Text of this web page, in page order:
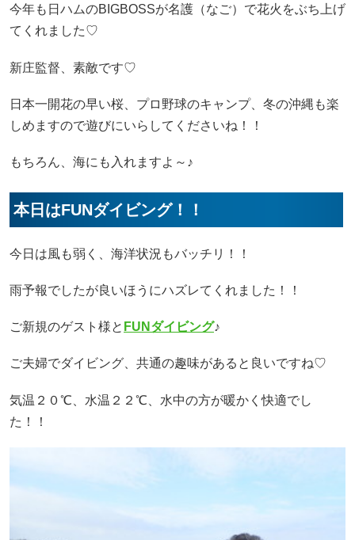
今年も日ハムのBIGBOSSが名護（なご）で花火をぶち上げ
てくれました♡
新庄監督、素敵です♡
日本一開花の早い桜、プロ野球のキャンプ、冬の沖縄も楽
しめますので遊びにいらしてくださいね！！
もちろん、海にも入れますよ～♪
本日はFUNダイビング！！
今日は風も弱く、海洋状況もバッチリ！！
雨予報でしたが良いほうにハズレてくれました！！
ご新規のゲスト様と FUNダイビング♪
ご夫婦でダイビング、共通の趣味があると良いですね♡
気温２０℃、水温２２℃、水中の方が暖かく快適でし
た！！